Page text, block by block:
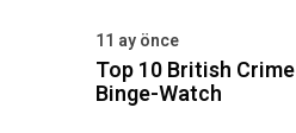
11 ay önce
Top 10 British
Binge-Watch